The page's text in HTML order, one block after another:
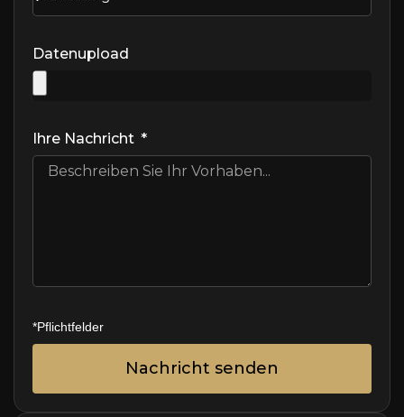
Datenupload
Ihre Nachricht
Nachricht senden